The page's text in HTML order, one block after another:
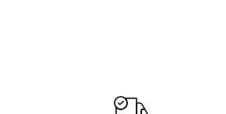
Ürün fiyatı diğer sitelerden daha pahalı.